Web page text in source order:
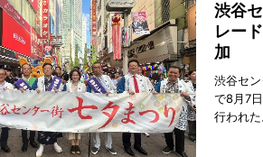
渋谷
レー
加
渋谷セ
で8月7
行われた